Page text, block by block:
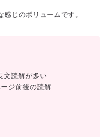
じのボリュームです。
文読解が多い
ジ前後の読解